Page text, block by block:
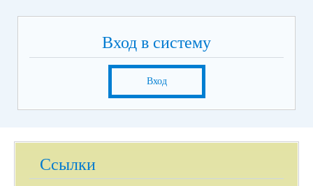
Вход в систему
Вход
Ссылки